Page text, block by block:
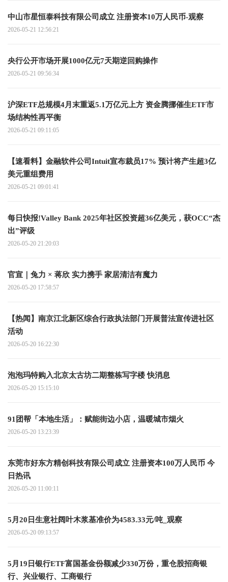
中山市星恒泰科技有限公司成立 注册资本10万人民币-观察
2026-05-21 12:56:21
央行公开市场开展1000亿元7天期逆回购操作
2026-05-21 09:56:34
沪深ETF总规模4月末重返5.1万亿元上方 资金腾挪催生ETF市
场结构性再平衡
2026-05-21 09:11:05
【速看料】金融软件公司Intuit宣布裁员17% 预计将产生超3亿
美元重组费用
2026-05-21 09:01:41
每日快报!Valley Bank 2025年社区投资超36亿美元，获OCC“杰
出”评级
2026-05-20 21:20:03
官宣｜兔力 × 蒋欣 实力携手 家居清洁有魔力
2026-05-20 17:58:57
【热闻】南京江北新区综合行政执法部门开展普法宣传进社区
活动
2026-05-20 16:22:30
泡泡玛特购入北京太古坊二期整栋写字楼 快消息
2026-05-20 15:15:10
91团帮「本地生活」：赋能街边小店，温暖城市烟火
2026-05-20 13:23:39
东莞市好东方精创科技有限公司成立 注册资本100万人民币 今
日热讯
2026-05-20 11:00:11
5月20日生意社阔叶木浆基准价为4583.33元/吨_观察
2026-05-20 09:13:57
5月19日银行ETF富国基金份额减少330万份，重仓股招商银
行、兴业银行、工商银行